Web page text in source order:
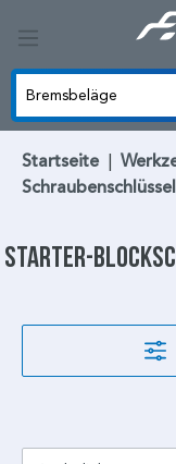
Startseite |
Schraubenschlüssel
Starter-